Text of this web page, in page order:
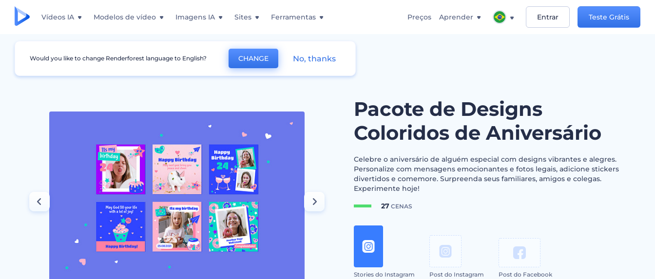
Vídeos IA Modelos de vídeo Imagens IA Sites Ferramentas Preços Aprender Entrar Teste Grátis
Design Gráfico Story do Instagram Pacote de Designs Coloridos de Aniversário
Pacote de Designs
Coloridos de Aniversário
Celebre o aniversário de alguém especial com designs vibrantes e alegres.
Personalize com mensagens emocionantes e fotos legais, adicione stickers
divertidos e comemore. Surpreenda seus familiares, amigos e colegas.
Experimente hoje!
27CENAS
Stories do Instagram
Post do Instagram
Post do Facebook
Would you like to change Renderforest language to English? CHANGE No, thanks